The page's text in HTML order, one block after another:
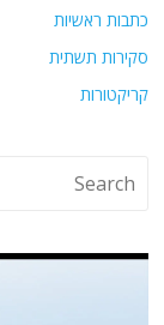
כתבות ראשיות
סקירות תשתית
קריקטורות